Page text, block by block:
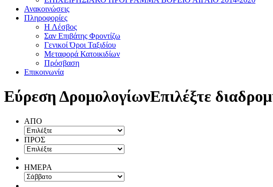
Ανακοινώσεις
Πληροφορίες
Η Λέσβος
Σαν Επιβάτης Φροντίζω
Γενικοί Όροι Ταξιδίου
Μεταφορά Κατοικιδίων
Πρόσβαση
Επικοινωνία
Εύρεση ΔρομολογίωνΕπιλέξτε
ΑΠΟ
ΠΡΟΣ
ΗΜΕΡΑ